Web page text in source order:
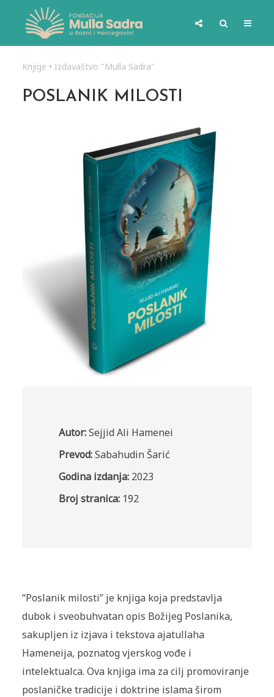
Knjige • Izdavaštvo "Mulla Sadra"
POSLANIK MILOSTI
Autor:Sejjid Ali Hamenei
Prevod:Sabahudin Šarić
Godina izdanja: 2023
Broj stranica: 192
“Poslanik milosti” je knjiga koja predstavlja
dubok i sveobuhvatan opis Božijeg Poslanika,
sakupljen iz izjava i tekstova ajatullaha
Hameneija, poznatog vjerskog vođe i
intelektualca. Ova knjiga ima za cilj promoviranje
poslaničke tradicije i doktrine islama širom